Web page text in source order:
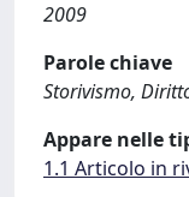
2009
Parole chiave
Storivismo,
Appare nelle
1.1 Articolo in